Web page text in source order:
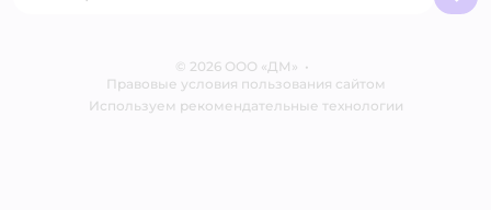
Блог
© 2026 ООО «ДМ» •
Правовые условия пользования сайтом
Используем рекомендательные технологии